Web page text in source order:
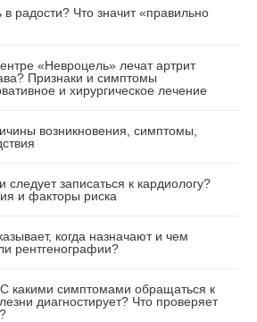
радости? Что значит «правильно
«Невроцель» лечат артрит
Признаки и симптомы
и хирургическое лечение
возникновения, симптомы,
записаться к кардиологу?
и факторы риска
когда назначают и чем
рентгенографии?
С какими симптомами обращаться к
диагностирует? Что проверяет